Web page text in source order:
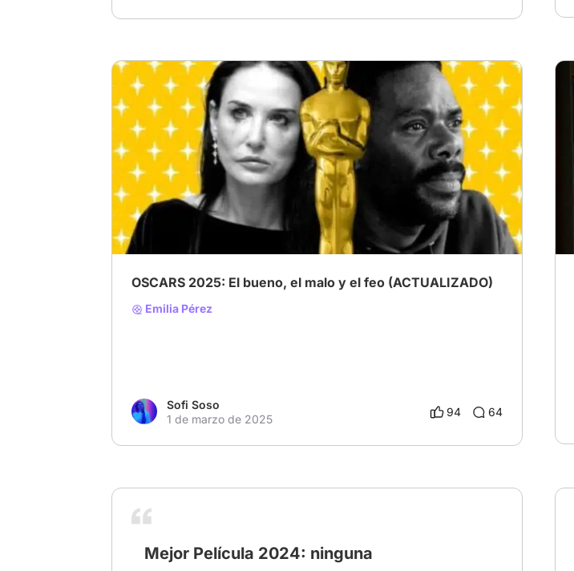
# Analizando los premios Óscar 2025 # Mejor Película # Wicked
OSCARS 2025: El bueno, el malo y el feo (ACTUALIZADO)
Emilia Pérez
Sofi Soso
1 de marzo de 2025
94 64
Mejor Película 2024: ninguna